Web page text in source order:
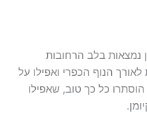
נמצאות בלב הרחובות
לאורך הנוף הכפרי ואפילו על
כל כך טוב, שאפילו